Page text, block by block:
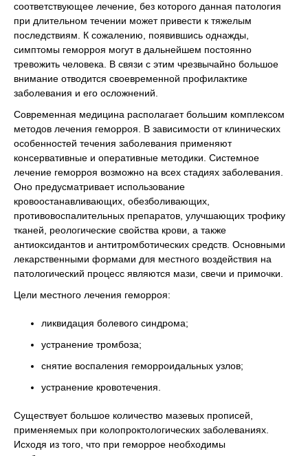
соответствующее лечение, без которого данная патология
при длительном течении может привести к тяжелым
последствиям. К сожалению, появившись однажды,
симптомы геморроя могут в дальнейшем постоянно
тревожить человека. В связи с этим чрезвычайно большое
внимание отводится своевременной профилактике
заболевания и его осложнений.
Современная медицина располагает большим комплексом
методов лечения геморроя. В зависимости от клинических
особенностей течения заболевания применяют
консервативные и оперативные методики. Системное
лечение геморроя возможно на всех стадиях заболевания.
Оно предусматривает использование
кровоостанавливающих, обезболивающих,
противовоспалительных препаратов, улучшающих трофику
тканей, реологические свойства крови, а также
антиоксидантов и антитромботических средств. Основными
лекарственными формами для местного воздействия на
патологический процесс являются мази, свечи и примочки.
Цели местного лечения геморроя:
ликвидация болевого синдрома;
устранение тромбоза;
снятие воспаления геморроидальных узлов;
устранение кровотечения.
Существует большое количество мазевых прописей,
применяемых при колопроктологических заболеваниях.
Исходя из того, что при геморрое необходимы